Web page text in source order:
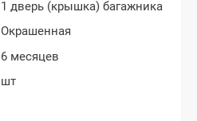
1 дверь (крышка) багажника
Окрашенная
6 месяцев
шт